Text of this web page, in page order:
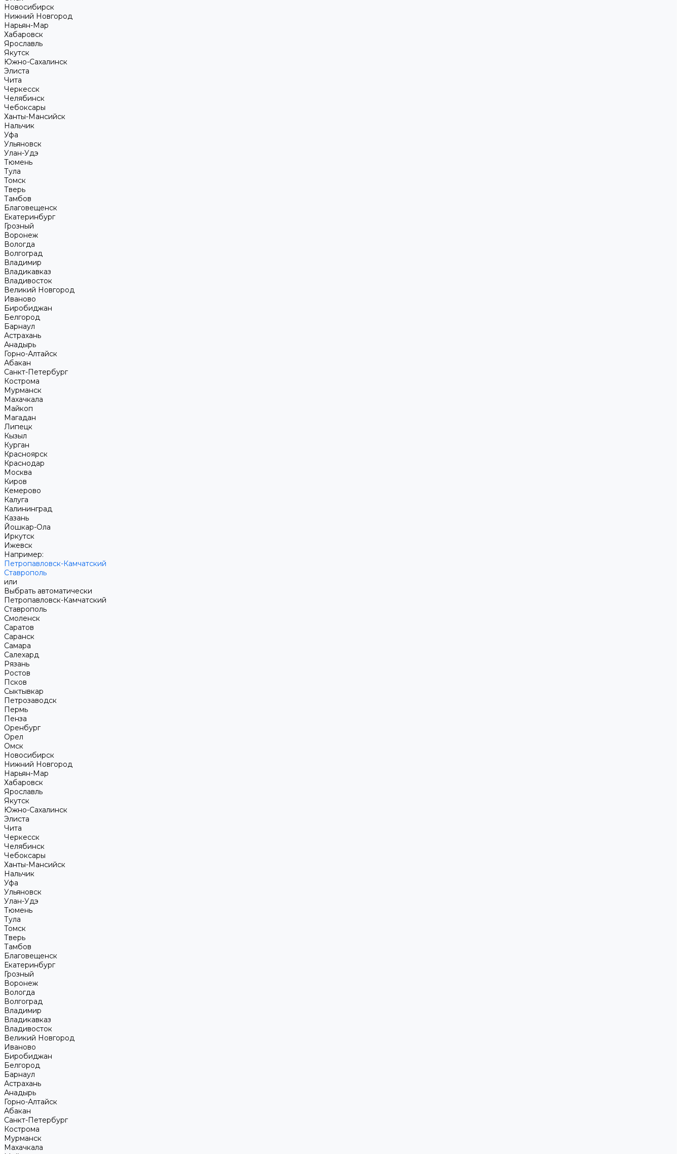
Новосибирск
Нижний Новгород
Нарьян-Мар
Хабаровск
Ярославль
Якутск
Южно-Сахалинск
Элиста
Чита
Черкесск
Челябинск
Чебоксары
Ханты-Мансийск
Нальчик
Уфа
Ульяновск
Улан-Удэ
Тюмень
Тула
Томск
Тверь
Тамбов
Благовещенск
Екатеринбург
Грозный
Воронеж
Вологда
Волгоград
Владимир
Владикавказ
Владивосток
Великий Новгород
Иваново
Биробиджан
Белгород
Барнаул
Астрахань
Анадырь
Горно-Алтайск
Абакан
Санкт-Петербург
Кострома
Мурманск
Махачкала
Майкоп
Магадан
Липецк
Кызыл
Курган
Красноярск
Краснодар
Москва
Киров
Кемерово
Калуга
Калининград
Казань
Йошкар-Ола
Иркутск
Ижевск
Например:
Петропавловск-Камчатский
Ставрополь
или
Выбрать автоматически
Петропавловск-Камчатский
Ставрополь
Смоленск
Саратов
Саранск
Самара
Салехард
Рязань
Ростов
Псков
Сыктывкар
Петрозаводск
Пермь
Пенза
Оренбург
Орел
Омск
Новосибирск
Нижний Новгород
Нарьян-Мар
Хабаровск
Ярославль
Якутск
Южно-Сахалинск
Элиста
Чита
Черкесск
Челябинск
Чебоксары
Ханты-Мансийск
Нальчик
Уфа
Ульяновск
Улан-Удэ
Тюмень
Тула
Томск
Тверь
Тамбов
Благовещенск
Екатеринбург
Грозный
Воронеж
Вологда
Волгоград
Владимир
Владикавказ
Владивосток
Великий Новгород
Иваново
Биробиджан
Белгород
Барнаул
Астрахань
Анадырь
Горно-Алтайск
Абакан
Санкт-Петербург
Кострома
Мурманск
Махачкала